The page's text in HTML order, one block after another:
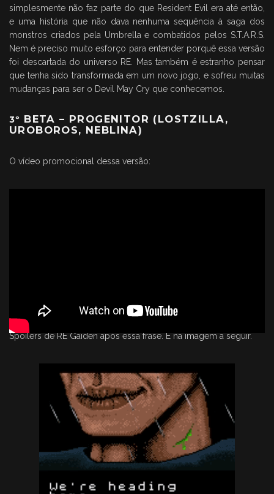
simplesmente não faz parte do que Resident Evil era até então,
e uma história que não dava nenhuma sequência à saga dos
monstros criados pela Umbrella e combatidos pelos S.T.A.R.S.
Nem é preciso muito esforço para entender porquê essa versão
foi descartada do universo RE. Mas também é estranho pensar
que tenha sido transformada em um novo jogo, e sofreu muitas
mudanças para ser o Devil May Cry que conhecemos.
3º BETA – PROGENITOR (LOSTZILLA,
UROBOROS, NEBLINA)
O vídeo promocional dessa versão:
Spoilers de RE Gaiden após essa frase. E na imagem a seguir.